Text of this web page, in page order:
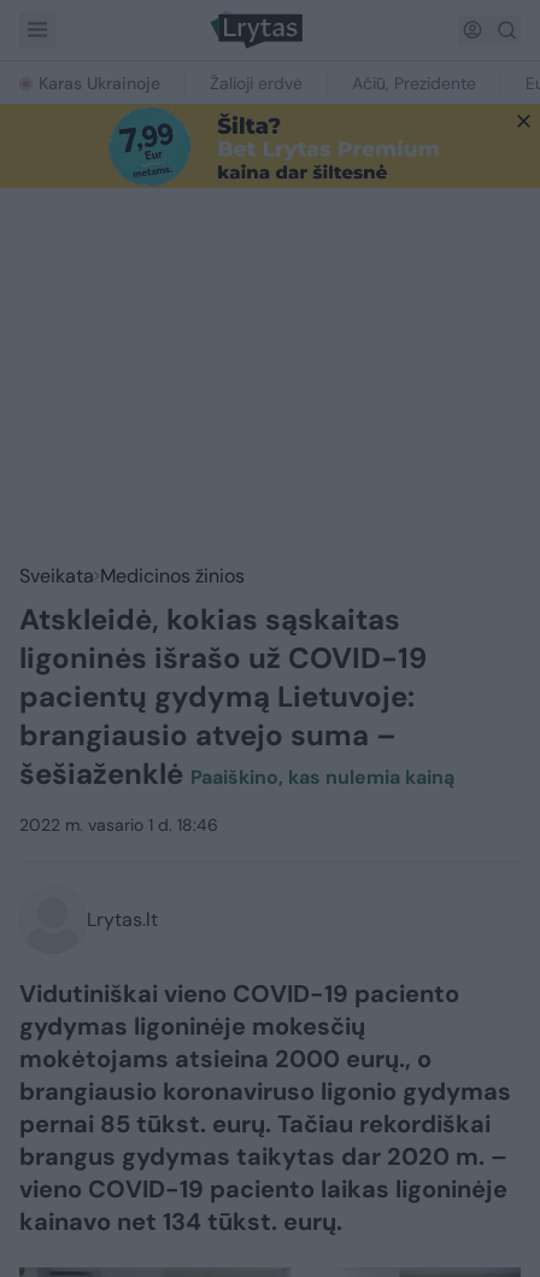
Karas Ukrainoje Žalioji erdvė Ačiū, Prezidente
Sveikata Medicinos žinios
Atskleidė, kokias sąskaitas
ligoninės išrašo už COVID-19
pacientų gydymą Lietuvoje:
brangiausio atvejo suma –
šešiaženklė Paaiškino, kas nulemia kainą
2022 m. vasario 1 d. 18:46
Lrytas.lt
Vidutiniškai vieno COVID-19 paciento
gydymas ligoninėje mokesčių
mokėtojams atsieina 2000 eurų., o
brangiausio koronaviruso ligonio gydymas
pernai 85 tūkst. eurų. Tačiau rekordiškai
brangus gydymas taikytas dar 2020 m. –
vieno COVID-19 paciento laikas ligoninėje
kainavo net 134 tūkst. eurų.